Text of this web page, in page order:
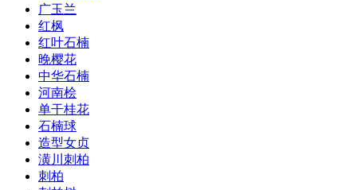
广玉兰
红枫
红叶石楠
晚樱花
中华石楠
河南桧
单干桂花
石楠球
造型女贞
潢川刺柏
刺柏